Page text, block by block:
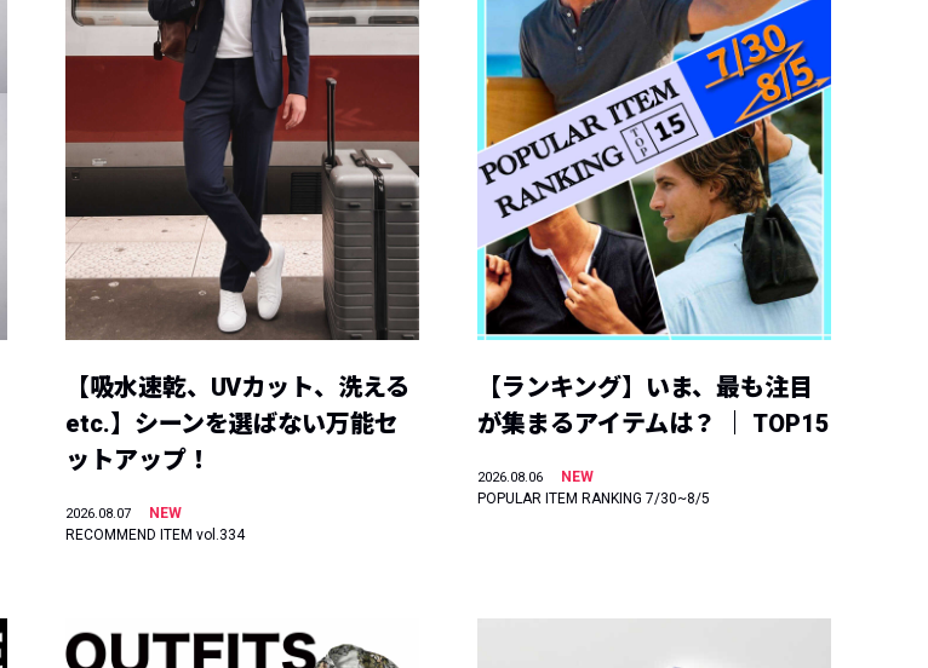
【吸水速乾、UVカット、洗える
etc.】シーンを選ばない万能セ
ットアップ！
2026.08.07
NEW
RECOMMEND ITEM vol.334
【ランキング】いま、最も注目
が集まるアイテムは？ ｜ TOP15
2026.08.06
NEW
POPULAR ITEM RANKING 7/30~8/5